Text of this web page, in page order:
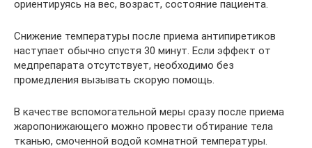
ориентируясь на вес, возраст, состояние пациента.
Снижение температуры после приема антипиретиков
наступает обычно спустя 30 минут. Если эффект от
медпрепарата отсутствует, необходимо без
промедления вызывать скорую помощь.
В качестве вспомогательной меры сразу после приема
жаропонижающего можно провести обтирание тела
тканью, смоченной водой комнатной температуры.